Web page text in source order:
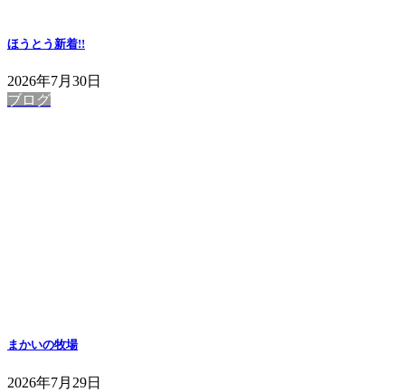
ほうとう 新着!!
2026年7月30日
ブログ
まかいの牧場
2026年7月29日